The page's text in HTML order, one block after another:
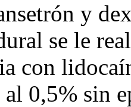
y
se le
con
0,5% sin